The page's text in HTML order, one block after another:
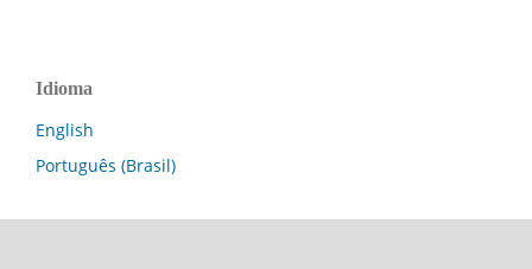
Idioma
English
Português (Brasil)